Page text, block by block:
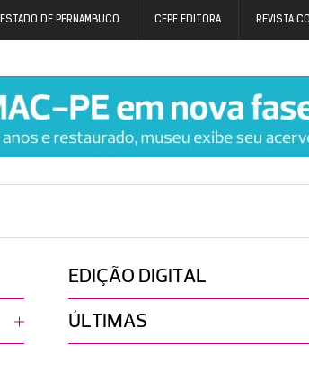
DE PERNAMBUCO CEPE EDITORA REVISTA
EDIÇÃO DIGITAL
ÚLTIMAS